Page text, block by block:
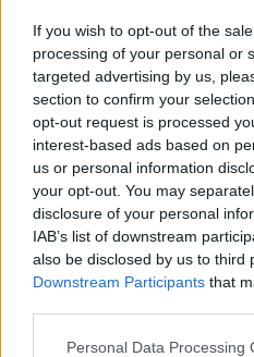
If you wish to opt-out of the
processing of your personal or
targeted advertising by us,
section to confirm your
opt-out request is processed
interest-based ads based on
us or personal information
your opt-out. You may
disclosure of your personal
IAB’s list of downstream
also be disclosed by us to third
Downstream Participants that
Personal Data Processing
Ο πρόεδρος της Τουρκίας
δήλωσε ότι οι εξελίξεις
τους σεισμούς που έγιναν
Κωνσταντινούπολη. Ο
«Παρακολουθούμε στενά
τις ευχές μου για
[ΠΗΓΗ]